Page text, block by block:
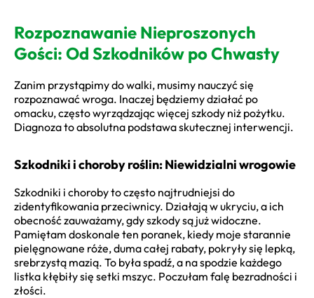
Rozpoznawanie Nieproszonych
Gości: Od Szkodników po Chwasty
Zanim przystąpimy do walki, musimy nauczyć się
rozpoznawać wroga. Inaczej będziemy działać po
omacku, często wyrządzając więcej szkody niż pożytku.
Diagnoza to absolutna podstawa skutecznej interwencji.
Szkodniki i choroby roślin: Niewidzialni wrogowie
Szkodniki i choroby to często najtrudniejsi do
zidentyfikowania przeciwnicy. Działają w ukryciu, a ich
obecność zauważamy, gdy szkody są już widoczne.
Pamiętam doskonale ten poranek, kiedy moje starannie
pielęgnowane róże, duma całej rabaty, pokryły się lepką,
srebrzystą mazią. To była spadź, a na spodzie każdego
listka kłębiły się setki mszyc. Poczułam falę bezradności i
złości.